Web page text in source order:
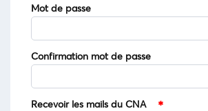
Mot de passe
Confirmation mot de passe
Recevoir les mails du CNA